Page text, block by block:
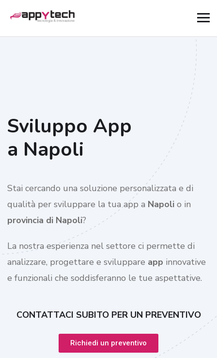
Sviluppo App
a Napoli
Stai cercando una soluzione personalizzata e di
qualità per sviluppare la tua app a Napoli o in
provincia di Napoli?
La nostra esperienza nel settore ci permette di
analizzare, progettare e sviluppare app innovative
e funzionali che soddisferanno le tue aspettative.
CONTATTACI SUBITO PER UN PREVENTIVO
Richiedi un preventivo